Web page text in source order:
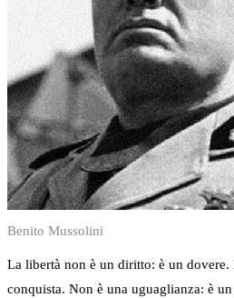
Benito Mussolini
La libertà non è un diritto: è un
conquista. Non è una uguaglianza: è